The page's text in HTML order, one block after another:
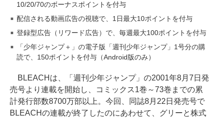
10/20/70のボーナスポイントを付与
配信される動画広告の視聴で、1日最大10ポイントを付与
登録型広告（リワード広告）で、毎週最大100ポイントを付与
「少年ジャンプ＋」の電子版「週刊少年ジャンプ」1号分の購
読で、150ポイントを付与（Android版のみ）
BLEACHは、「週刊少年ジャンプ」の2001年8月7日発
売号より連載を開始し、コミックス1巻～73巻までの累
計発行部数8700万部以上。今回、同誌8月22日発売号で
BLEACHの連載が終了したのにあわせて、グリーと株式